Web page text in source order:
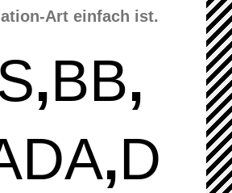
Art einfach ist.
,BB,
,D